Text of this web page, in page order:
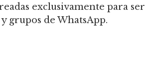
exclusivamente para ser
grupos de WhatsApp.